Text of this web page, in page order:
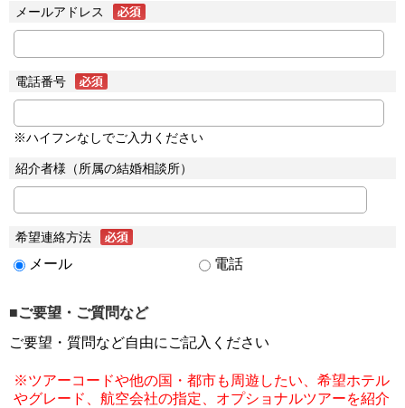
メールアドレス
電話番号
※ハイフンなしでご入力ください
紹介者様（所属の結婚相談所）
希望連絡方法
メール 電話
■ご要望・ご質問など
ご要望・質問など自由にご記入ください
※ツアーコードや他の国・都市も周遊したい、希望ホテル
やグレード、航空会社の指定、オプショナルツアーを紹介